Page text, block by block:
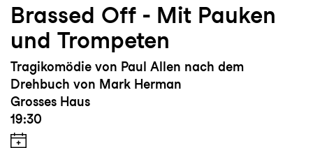
Brassed Off - Mit Pauken
und Trompeten
Tragikomödie von Paul Allen nach dem
Drehbuch von Mark Herman
Grosses Haus
19:30